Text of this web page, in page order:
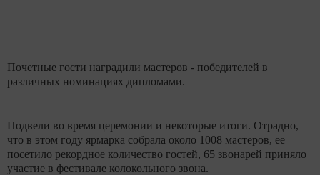
Почетные гости наградили мастеров - победителей в
различных номинациях дипломами.
Подвели во время церемонии и некоторые итоги. Отрадно,
что в этом году ярмарка собрала около 1008 мастеров, ее
посетило рекордное количество гостей, 65 звонарей приняло
участие в фестивале колокольного звона.